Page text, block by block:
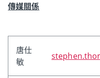
傳媒關係
唐仕
敏